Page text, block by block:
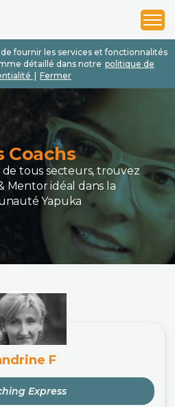
fournir les services et fonctionnalités
détaillé dans notre politique de
Fermer
1
2
3
Coachs
de tous secteurs, trouvez
Mentor idéal dans la
Yapuka
F
Express